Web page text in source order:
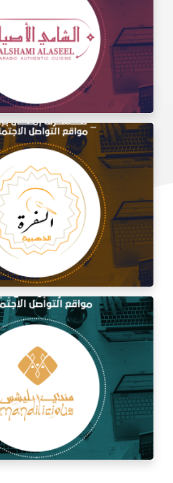
إدارة مواقع التواصل الاجتماعي
إدارة السوشيال ميديا لمطعم
إدارة السوشيال ميديا لمطعم